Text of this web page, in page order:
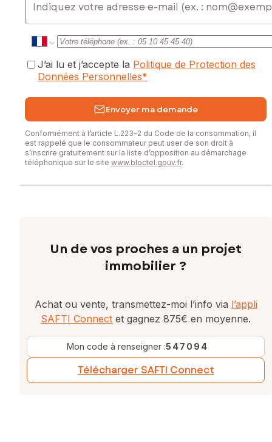
J’ai lu et j’accepte la Politique de Protection des
Données Personnelles*
Envoyer ma demande
Conformément à l’article L.223-2 du Code de la consommation, il
est rappelé que le consommateur peut user de son droit à
s’inscrire gratuitement sur la liste d’opposition au démarchage
téléphonique sur le site www.bloctel.gouv.fr.
Un de vos proches a un projet
immobilier ?
Achat ou vente, transmettez-moi l’info via l’appli
SAFTI Connect et gagnez 875€ en moyenne.
Mon code à renseigner :547094
Télécharger SAFTI Connect